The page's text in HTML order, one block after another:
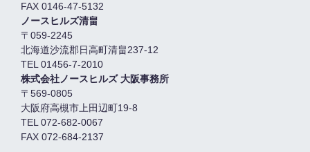
FAX 0146-47-5132
ノースヒルズ清畠
〒059-2245
北海道沙流郡日高町清畠237-12
TEL 01456-7-2010
株式会社ノースヒルズ 大阪事務所
〒569-0805
大阪府高槻市上田辺町19-8
TEL 072-682-0067
FAX 072-684-2137